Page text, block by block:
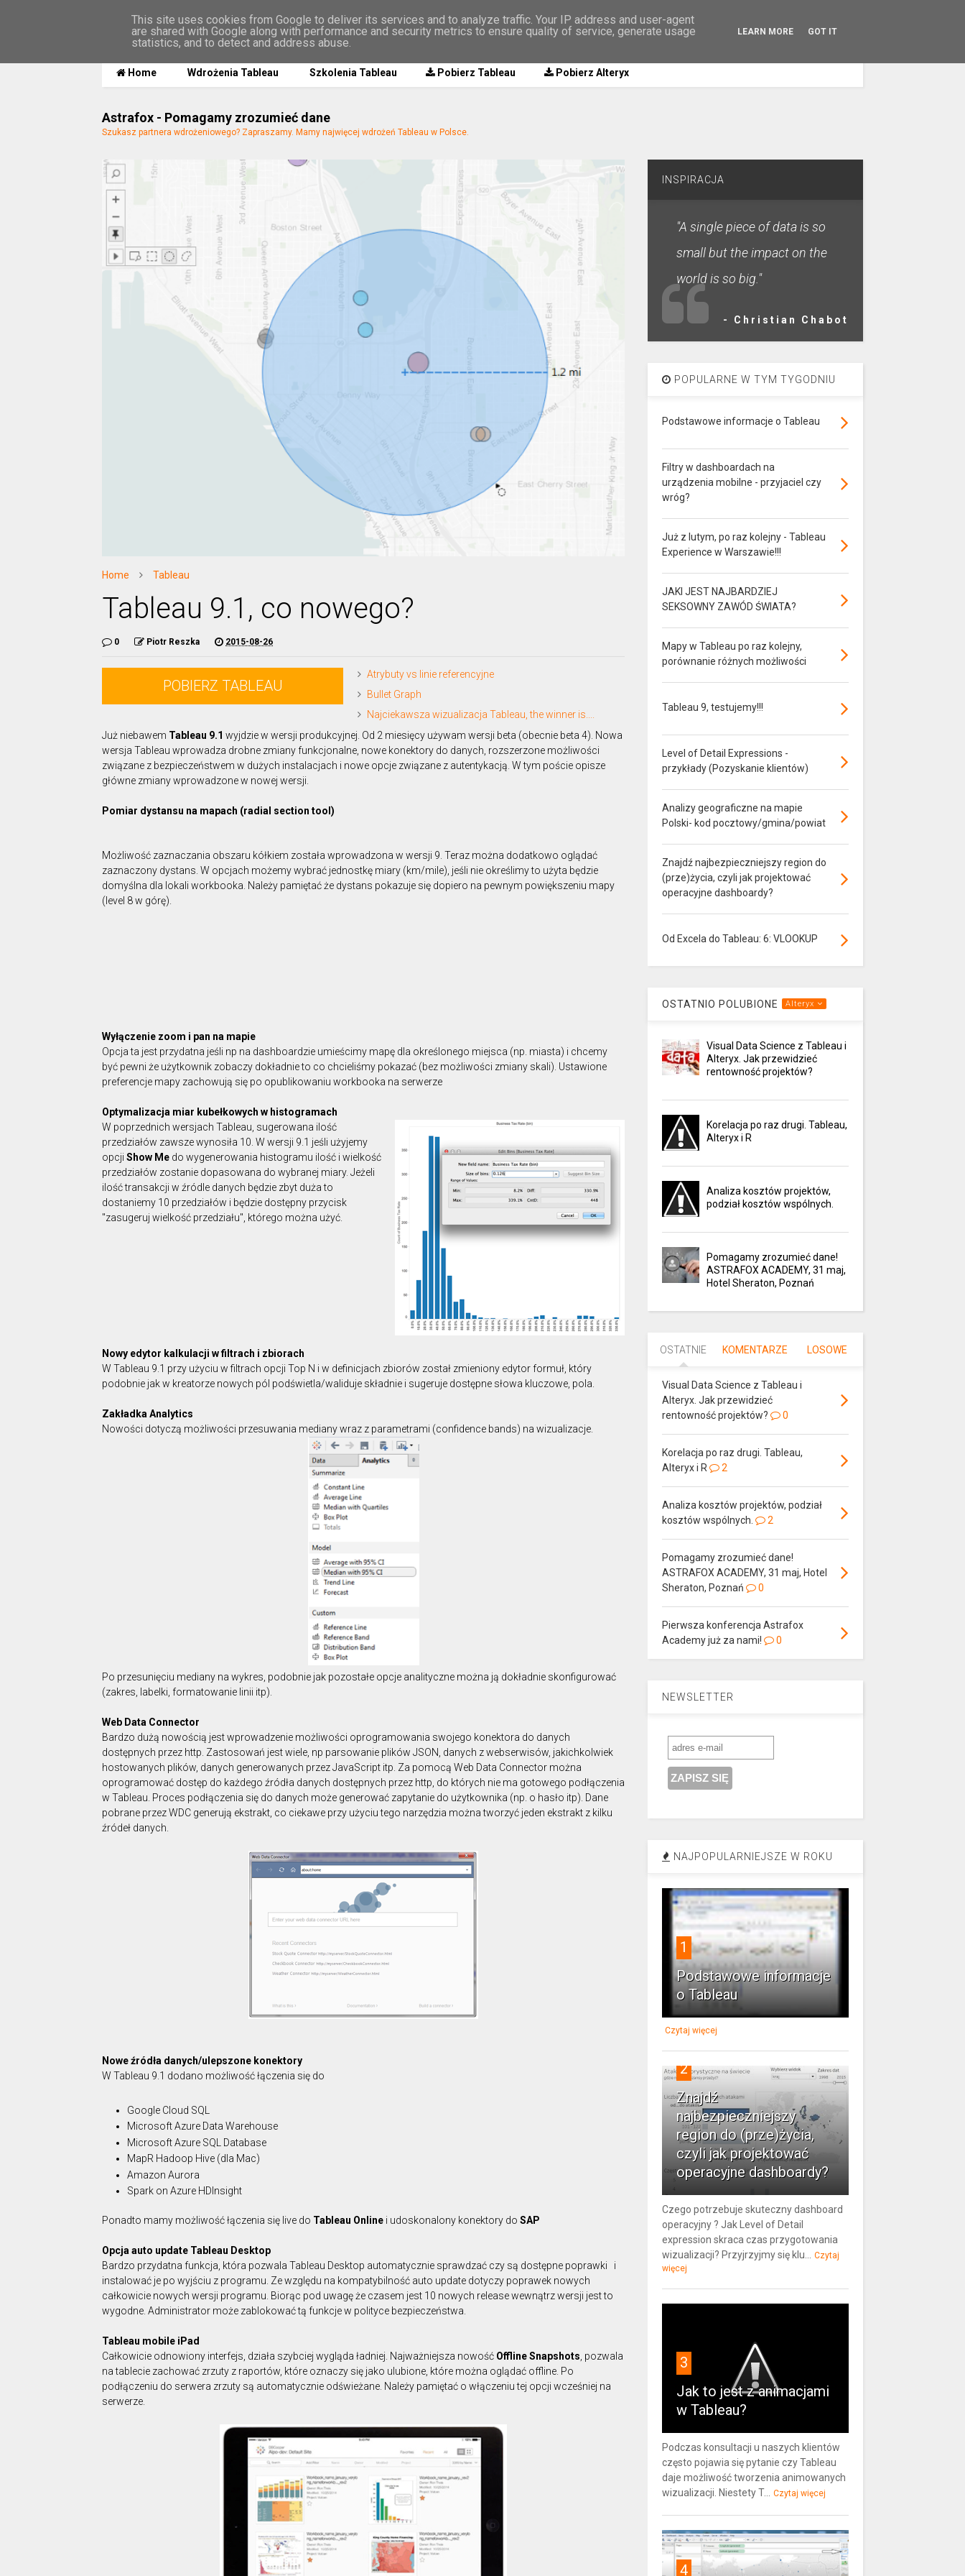
MENU SZUKAJ
Home Wdrożenia Tableau Szkolenia Tableau Pobierz Tableau Pobierz Alteryx
Astrafox - Pomagamy zrozumieć dane
Szukasz partnera wdrożeniowego? Zapraszamy. Mamy najwięcej wdrożeń Tableau w Polsce.
Home Tableau
Tableau 9.1, co nowego?
0 Piotr Reszka 2015-08-26
POBIERZ TABLEAU
Atrybuty vs linie referencyjne
Bullet Graph
Najciekawsza wizualizacja Tableau, the winner is....
Już niebawem Tableau 9.1 wyjdzie w wersji produkcyjnej. Od 2 miesięcy używam wersji beta (obecnie beta 4). Nowa
wersja Tableau wprowadza drobne zmiany funkcjonalne, nowe konektory do danych, rozszerzone możliwości
związane z bezpieczeństwem w dużych instalacjach i nowe opcje związane z autentykacją. W tym poście opisze
główne zmiany wprowadzone w nowej wersji.
Pomiar dystansu na mapach (radial section tool)
Możliwość zaznaczania obszaru kółkiem została wprowadzona w wersji 9. Teraz można dodatkowo oglądać
zaznaczony dystans. W opcjach możemy wybrać jednostkę miary (km/mile), jeśli nie określimy to użyta będzie
domyślna dla lokali workbooka. Należy pamiętać że dystans pokazuje się dopiero na pewnym powiększeniu mapy
(level 8 w górę).
Wyłączenie zoom i pan na mapie
Opcja ta jest przydatna jeśli np na dashboardzie umieścimy mapę dla określonego miejsca (np. miasta) i chcemy
być pewni że użytkownik zobaczy dokładnie to co chcieliśmy pokazać (bez możliwości zmiany skali). Ustawione
preferencje mapy zachowują się po opublikowaniu workbooka na serwerze
Optymalizacja miar kubełkowych w histogramach
W poprzednich wersjach Tableau, sugerowana ilość
przedziałów zawsze wynosiła 10. W wersji 9.1 jeśli użyjemy
opcji Show Me do wygenerowania histogramu ilość i wielkość
przedziałów zostanie dopasowana do wybranej miary. Jeżeli
ilość transakcji w źródle danych będzie zbyt duża to
dostaniemy 10 przedziałów i będzie dostępny przycisk
"zasugeruj wielkość przedziału", którego można użyć.
Nowy edytor kalkulacji w filtrach i zbiorach
W Tableau 9.1 przy użyciu w filtrach opcji Top N i w definicjach zbiorów został zmieniony edytor formuł, który
podobnie jak w kreatorze nowych pól podświetla/waliduje składnie i sugeruje dostępne słowa kluczowe, pola.
Zakładka Analytics
Nowości dotyczą możliwości przesuwania mediany wraz z parametrami (confidence bands) na wizualizacje.
Po przesunięciu mediany na wykres, podobnie jak pozostałe opcje analityczne można ją dokładnie skonfigurować
(zakres, labelki, formatowanie linii itp).
Web Data Connector
Bardzo dużą nowością jest wprowadzenie możliwości oprogramowania swojego konektora do danych
dostępnych przez http. Zastosowań jest wiele, np parsowanie plików JSON, danych z webserwisów, jakichkolwiek
hostowanych plików, danych generowanych przez JavaScript itp. Za pomocą Web Data Connector można
oprogramować dostęp do każdego źródła danych dostępnych przez http, do których nie ma gotowego podłączenia
w Tableau. Proces podłączenia się do danych może generować zapytanie do użytkownika (np. o hasło itp). Dane
pobrane przez WDC generują ekstrakt, co ciekawe przy użyciu tego narzędzia można tworzyć jeden ekstrakt z kilku
źródeł danych.
Nowe źródła danych/ulepszone konektory
W Tableau 9.1 dodano możliwość łączenia się do
Google Cloud SQL
Microsoft Azure Data Warehouse
Microsoft Azure SQL Database
MapR Hadoop Hive (dla Mac)
Amazon Aurora
Spark on Azure HDInsight
Ponadto mamy możliwość łączenia się live do Tableau Online i udoskonalony konektory do SAP
Opcja auto update Tableau Desktop
Bardzo przydatna funkcja, która pozwala Tableau Desktop automatycznie sprawdzać czy są dostępne poprawki i
instalować je po wyjściu z programu. Ze względu na kompatybilność auto update dotyczy poprawek nowych
całkowicie nowych wersji programu. Biorąc pod uwagę że czasem jest 10 nowych release wewnątrz wersji jest to
wygodne. Administrator może zablokować tą funkcje w polityce bezpieczeństwa.
Tableau mobile iPad
Całkowicie odnowiony interfejs, działa szybciej wygląda ładniej. Najważniejsza nowość Offline Snapshots , pozwala
na tablecie zachować zrzuty z raportów, które oznaczy się jako ulubione, które można oglądać offline. Po
podłączeniu do serwera zrzuty są automatycznie odświeżane. Należy pamiętać o włączeniu tej opcji wcześniej na
serwerze.
INSPIRACJA
"A single piece of data is so
small but the impact on the
world is so big."
- Christian Chabot
POPULARNE W TYM TYGODNIU
Podstawowe informacje o Tableau
Filtry w dashboardach na
urządzenia mobilne - przyjaciel czy
wróg?
Już z lutym, po raz kolejny - Tableau
Experience w Warszawie!!!
JAKI JEST NAJBARDZIEJ
SEKSOWNY ZAWÓD ŚWIATA?
Mapy w Tableau po raz kolejny,
porównanie różnych możliwości
Tableau 9, testujemy!!!
Level of Detail Expressions -
przykłady (Pozyskanie klientów)
Analizy geograficzne na mapie
Polski- kod pocztowy/gmina/powiat
Znajdź najbezpieczniejszy region do
(prze)życia, czyli jak projektować
operacyjne dashboardy?
Od Excela do Tableau: 6: VLOOKUP
OSTATNIO POLUBIONE Alteryx
Visual Data Science z Tableau i
Alteryx. Jak przewidzieć
rentowność projektów?
Korelacja po raz drugi. Tableau,
Alteryx i R
Analiza kosztów projektów,
podział kosztów wspólnych.
Pomagamy zrozumieć dane!
ASTRAFOX ACADEMY, 31 maj,
Hotel Sheraton, Poznań
OSTATNIE KOMENTARZE LOSOWE
Visual Data Science z Tableau i
Alteryx. Jak przewidzieć
rentowność projektów?
0
Korelacja po raz drugi. Tableau,
Alteryx i R
2
Analiza kosztów projektów, podział
kosztów wspólnych.
2
Pomagamy zrozumieć dane!
ASTRAFOX ACADEMY, 31 maj, Hotel
Sheraton, Poznań
0
Pierwsza konferencja Astrafox
Academy już za nami!
0
NEWSLETTER
NAJPOPULARNIEJSZE W ROKU
1
Podstawowe informacje
o Tableau
Czytaj więcej
2
Znajdź
najbezpieczniejszy
region do (prze)życia,
czyli jak projektować
operacyjne dashboardy?
Czego potrzebuje skuteczny dashboard
operacyjny ? Jak Level of Detail
expression skraca czas przygotowania
wizualizacji? Przyjrzyjmy się klu... Czytaj
więcej
3
Jak to jest z animacjami
w Tableau?
Podczas konsultacji u naszych klientów
często pojawia się pytanie czy Tableau
daje możliwość tworzenia animowanych
wizualizacji. Niestety T... Czytaj więcej
4
This site uses cookies from Google to deliver its services and to analyze traffic. Your IP address and user-agent
are shared with Google along with performance and security metrics to ensure quality of service, generate usage
statistics, and to detect and address abuse.
LEARN MORE GOT IT